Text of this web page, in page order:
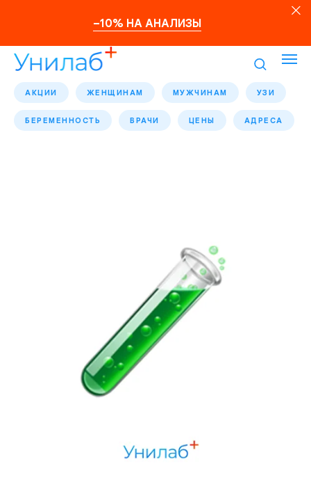
–10% НА АНАЛИЗЫ
АКЦИИ ЖЕНЩИНАМ МУЖЧИНАМ УЗИ
БЕРЕМЕННОСТЬ ВРАЧИ ЦЕНЫ АДРЕСА